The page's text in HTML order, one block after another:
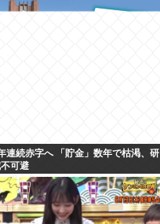
連続赤字へ 「貯金」数年で枯渇、研
可避